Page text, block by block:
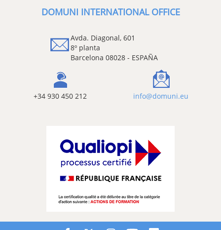
DOMUNI INTERNATIONAL OFFICE
Avda. Diagonal, 601
8º planta
Barcelona 08028 - ESPAÑA
+34 930 450 212 info@domuni.eu